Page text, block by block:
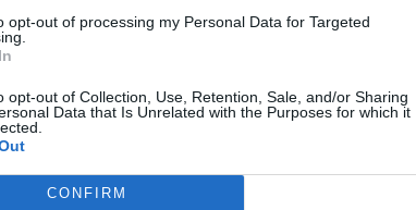
opt-out of processing my Personal Data for Targeted
opt-out of Collection, Use, Retention, Sale, and/or Sharing
Data that Is Unrelated with the Purposes for which it
CONFIRM
είναι η δημιουργία μιας τεράστιας
στοιχεία 8,5 εκατ. φορολογουμένων
θα περιλαμβάνει, κατοικίες, οικόπεδα,
και λοιπά οχήματα, σκάφη θαλάσσης
ποσά που φυλάσσονται στα... στρώματα,
χρυσού, μετοχές, ομόλογα, έντοκα
μορφής επιχειρήσεις, εταιρικά μερίδια,